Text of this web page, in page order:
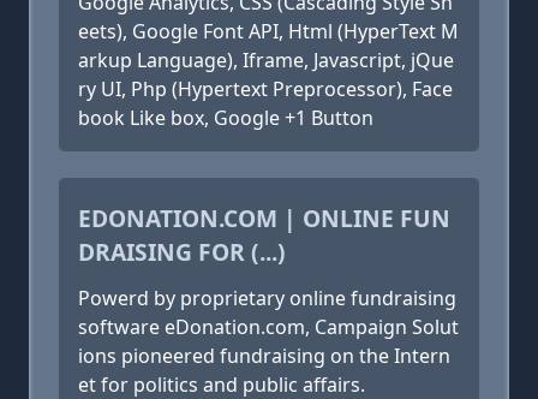
eets), Google Font API, Html (HyperText M
arkup Language), Iframe, Javascript, jQue
ry UI, Php (Hypertext Preprocessor), Face
book Like box, Google +1 Button
EDONATION.COM | ONLINE FUN
DRAISING FOR (...)
Powerd by proprietary online fundraising
software eDonation.com, Campaign Solut
ions pioneered fundraising on the Intern
et for politics and public affairs.